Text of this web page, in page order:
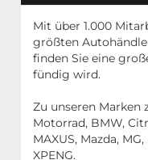
Mit über 1.000
größten
finden Sie eine
fündig wird.
Zu unseren Marken
Motorrad, BMW,
MAXUS, Mazda,
XPENG.